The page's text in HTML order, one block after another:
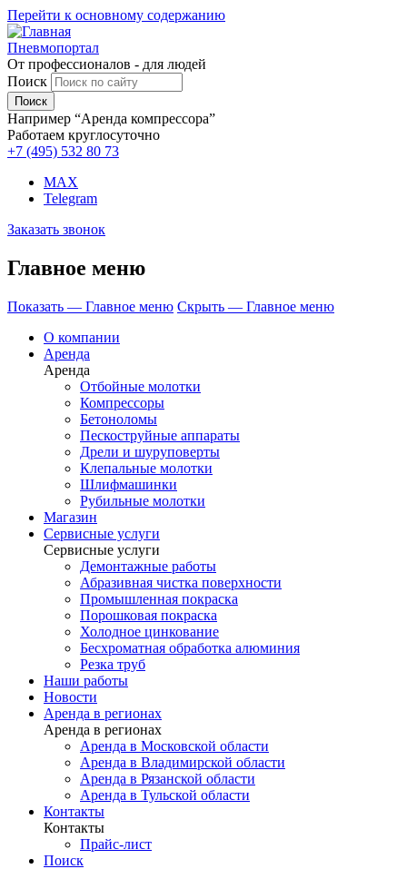
Перейти к основному содержанию
Пневмопортал
От профессионалов - для людей
Поиск
Например “Аренда компрессора”
Работаем круглосуточно
+7 (495) 532 80 73
MAX
Telegram
Заказать звонок
Главное меню
Показать — Главное меню Скрыть — Главное меню
О компании
Аренда
Аренда
Отбойные молотки
Компрессоры
Бетоноломы
Пескоструйные аппараты
Дрели и шуруповерты
Клепальные молотки
Шлифмашинки
Рубильные молотки
Магазин
Сервисные услуги
Сервисные услуги
Демонтажные работы
Абразивная чистка поверхности
Промышленная покраска
Порошковая покраска
Холодное цинкование
Бесхроматная обработка алюминия
Резка труб
Наши работы
Новости
Аренда в регионах
Аренда в регионах
Аренда в Московской области
Аренда в Владимирской области
Аренда в Рязанской области
Аренда в Тульской области
Контакты
Контакты
Прайс-лист
Поиск